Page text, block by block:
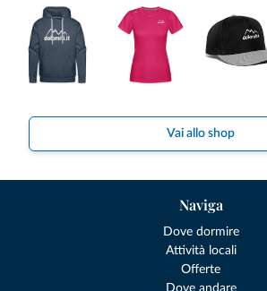
Vai allo shop
Naviga
Dove dormire
Attività locali
Offerte
Dove andare